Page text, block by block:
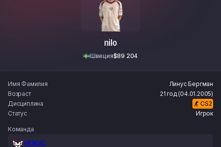
nilo
Швеция$89 204
Имя Фамилия ЛинусБергман
Возраст
21 год (04.01.2005)
Дисциплина
CS2
Статус
Игрок
Команда
HEROIC